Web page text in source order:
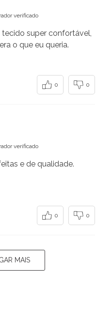
verificado
tecido super confortável,
o que eu queria.
0 0
verificado
e de qualidade.
0 0
MAIS